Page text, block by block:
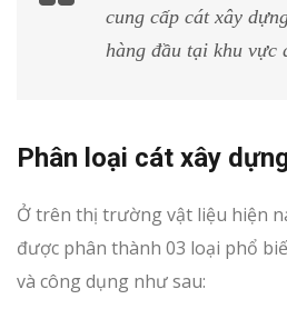
cung cấp cát xây
hàng đầu tại khu vực
Phân loại cát xây
Ở trên thị trường vật liệu hiện
được phân thành 03 loại phổ
và công dụng như sau: